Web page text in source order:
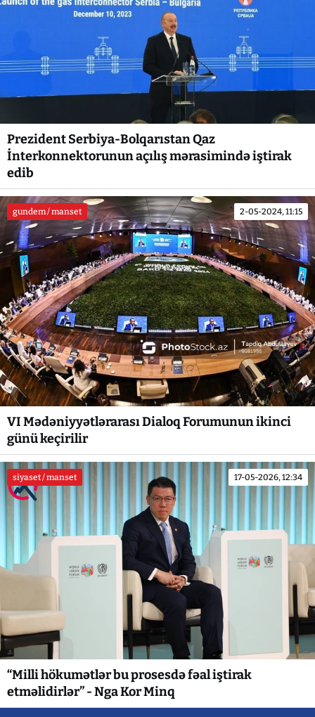
Prezident Serbiya-Bolqarıstan Qaz
İnterkonnektorunun açılış mərasimində iştirak
edib
gundem / manset 2-05-2024, 11:15
VI Mədəniyyətlərarası Dialoq Forumunun ikinci
günü keçirilir
siyaset / manset 17-05-2026, 12:34
“Milli hökumətlər bu prosesdə fəal iştirak
etməlidirlər” - Nga Kor Minq